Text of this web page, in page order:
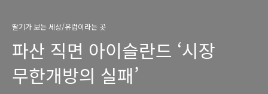
딸기가 보는 세상/유럽이라는 곳
파산 직면 아이슬란드 ‘시장
무한개방의 실패’